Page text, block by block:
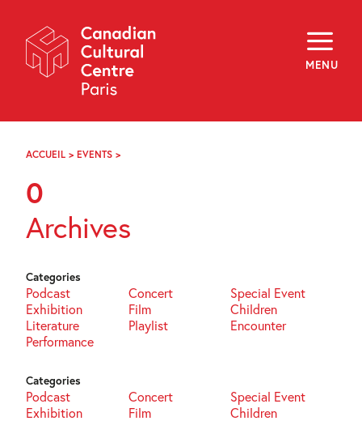
Navigation
MENU
About
Programming
Off-Site
Explore
Archives
FR
ACCUEIL > EVENTS >
0
Archives
Categories
Podcast Concert
Special Event
Exhibition
Film
Children
Literature
Playlist
Encounter
Performance
Categories
Podcast Concert
Special Event
Exhibition
Film
Children